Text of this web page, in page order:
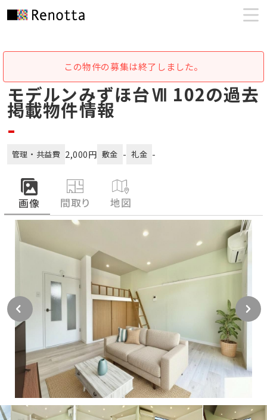
この物件の募集は終了しました。
モデルンみずほ台Ⅶ 102の過去
掲載物件情報
-
管理・共益費 2,000円 敷金 - 礼金 -
画像 間取り 地図